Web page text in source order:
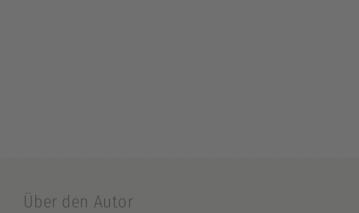
Über den Autor